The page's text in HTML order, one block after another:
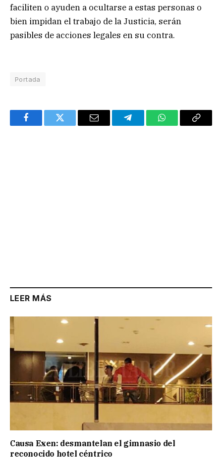
faciliten o ayuden a ocultarse a estas personas o
bien impidan el trabajo de la Justicia, serán
pasibles de acciones legales en su contra.
Portada
FacebookTwitter Email TelegramWhatsAppCopy
LEER MÁS
Causa Exen: desmantelan el gimnasio del
reconocido hotel céntrico